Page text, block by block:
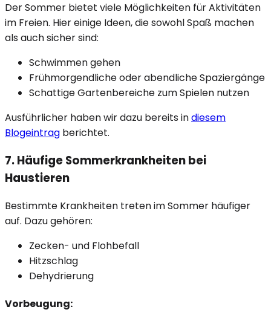
Der Sommer bietet viele Möglichkeiten für Aktivitäten
im Freien. Hier einige Ideen, die sowohl Spaß machen
als auch sicher sind:
Schwimmen gehen
Frühmorgendliche oder abendliche Spaziergänge
Schattige Gartenbereiche zum Spielen nutzen
Ausführlicher haben wir dazu bereits indiesem
Blogeintrag berichtet.
7. Häufige Sommerkrankheiten bei
Haustieren
Bestimmte Krankheiten treten im Sommer häufiger
auf. Dazu gehören:
Zecken- und Flohbefall
Hitzschlag
Dehydrierung
Vorbeugung: